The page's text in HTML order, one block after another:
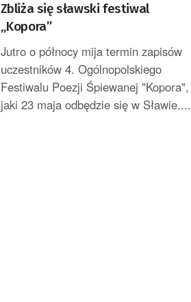
Zbliża się sławski festiwal
„Kopora”
Jutro o północy mija termin zapisów
uczestników 4. Ogólnopolskiego
Festiwalu Poezji Śpiewanej "Kopora",
jaki 23 maja odbędzie się w Sławie....